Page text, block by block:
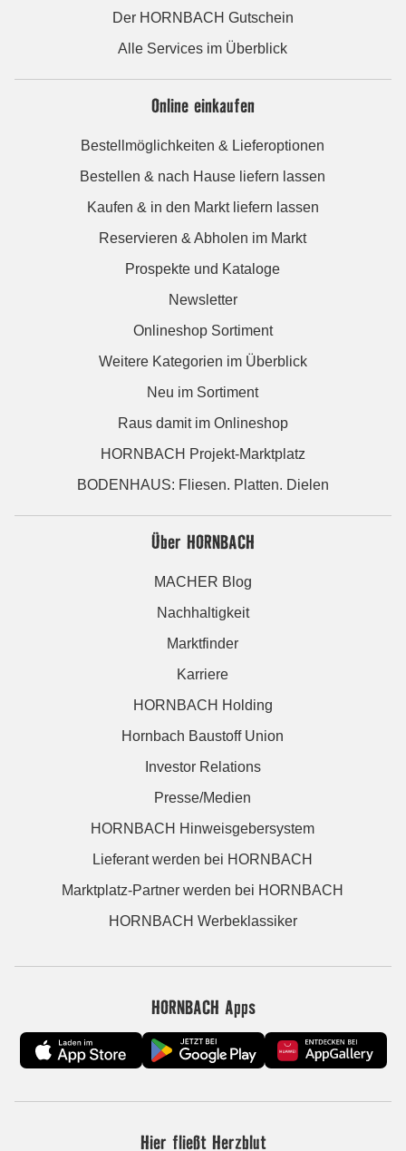
Der HORNBACH Gutschein
Alle Services im Überblick
Online einkaufen
Bestellmöglichkeiten & Lieferoptionen
Bestellen & nach Hause liefern lassen
Kaufen & in den Markt liefern lassen
Reservieren & Abholen im Markt
Prospekte und Kataloge
Newsletter
Onlineshop Sortiment
Weitere Kategorien im Überblick
Neu im Sortiment
Raus damit im Onlineshop
HORNBACH Projekt-Marktplatz
BODENHAUS: Fliesen. Platten. Dielen
Über HORNBACH
MACHER Blog
Nachhaltigkeit
Marktfinder
Karriere
HORNBACH Holding
Hornbach Baustoff Union
Investor Relations
Presse/Medien
HORNBACH Hinweisgebersystem
Lieferant werden bei HORNBACH
Marktplatz-Partner werden bei HORNBACH
HORNBACH Werbeklassiker
HORNBACH Apps
Hier fließt Herzblut